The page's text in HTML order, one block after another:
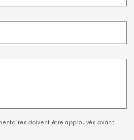
doivent être approuvés avant